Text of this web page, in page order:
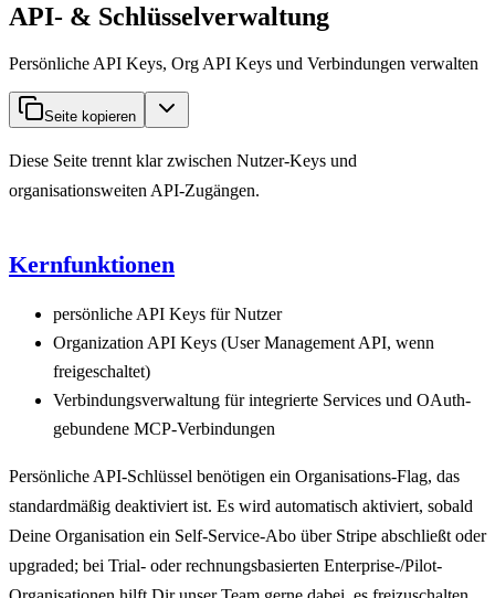
API- & Schlüsselverwaltung
Persönliche API Keys, Org API Keys und Verbindungen verwalten
Seite kopieren
Diese Seite trennt klar zwischen Nutzer-Keys und
organisationsweiten API-Zugängen.
Kernfunktionen
persönliche API Keys für Nutzer
Organization API Keys (User Management API, wenn
freigeschaltet)
Verbindungsverwaltung für integrierte Services und OAuth-
gebundene MCP-Verbindungen
Persönliche API-Schlüssel benötigen ein Organisations-Flag, das
standardmäßig deaktiviert ist. Es wird automatisch aktiviert, sobald
Deine Organisation ein Self-Service-Abo über Stripe abschließt oder
upgraded; bei Trial- oder rechnungsbasierten Enterprise-/Pilot-